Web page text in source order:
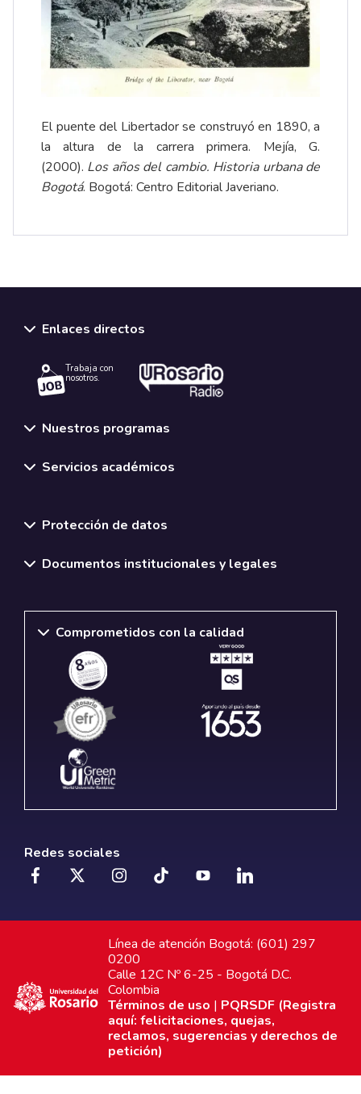
El puente del Libertador se construyó en 1890, a
la altura de la carrera primera. Mejía, G.
(2000). Los años del cambio. Historia urbana de
Bogotá. Bogotá: Centro Editorial Javeriano.
Enlaces directos
Trabaja con
nosotros.
Nuestros programas
Servicios académicos
Protección de datos
Documentos institucionales y legales
Comprometidos con la calidad
Redes sociales
Línea de atención Bogotá: (601) 297
0200
Calle 12C Nº 6-25 - Bogotá D.C.
Colombia
Términos de uso | PQRSDF (Registra
aquí: felicitaciones, quejas,
reclamos, sugerencias y derechos de
petición)